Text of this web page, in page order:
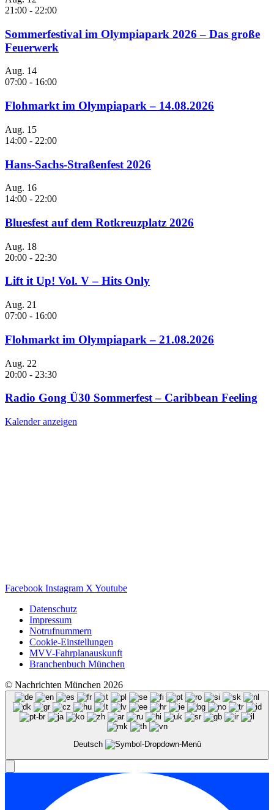
21:00 - 22:00
Sommerfestival im Olympiapark 2026 – Das große
Feuerwerk
Aug. 14
07:00 - 16:00
Flohmarkt im Olympiapark – 14.08.2026
Aug. 15
14:00 - 22:00
Hans-Sachs-Straßenfest 2026
Aug. 16
14:00 - 22:00
Bluesfest auf dem Rotkreuzplatz 2026
Aug. 18
20:00 - 22:30
Lift it Up! Vol. V – Hits Only
Aug. 21
07:00 - 16:00
Flohmarkt im Olympiapark – 21.08.2026
Aug. 22
20:00 - 23:30
Radio Gong Ü30 Sommerfest – Caribbean Feeling
Kalender anzeigen
Facebook Instagram X Youtube
Datenschutz
Impressum
Notrufnummern
Cookie-Einstellungen
MVV-Fahrplanauskunft
Branchenbuch München
© Nachrichten München 2026
Deutsch